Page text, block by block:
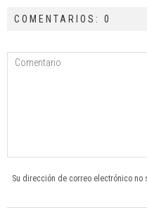
COMENTARIOS: 0
Su dirección de correo electrónico